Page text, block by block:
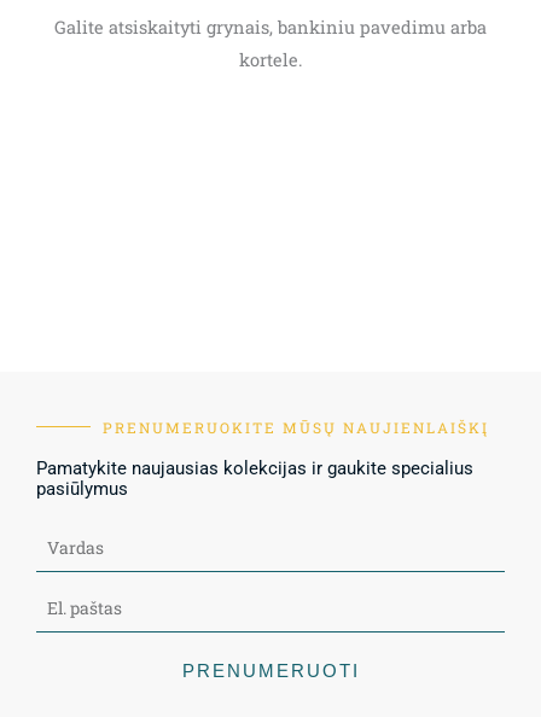
Galite atsiskaityti grynais, bankiniu pavedimu arba
kortele.
PRENUMERUOKITE MŪSŲ NAUJIENLAIŠKĮ
Pamatykite naujausias kolekcijas ir gaukite specialius
pasiūlymus
PRENUMERUOTI